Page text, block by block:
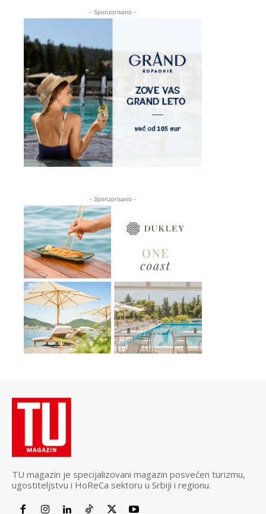
- Sponzorisano -
- Sponzorisano -
TU magazin je specijalizovani magazin posvećen turizmu,
ugostiteljstvu i HoReCa sektoru u Srbiji i regionu.